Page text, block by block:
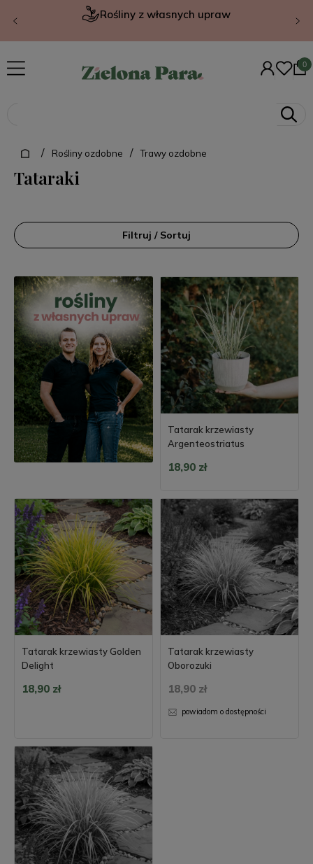
Rośliny z własnych upraw
/ Rośliny ozdobne / Trawy ozdobne
Tataraki
Filtruj / Sortuj
Tatarak krzewiasty
Argenteostriatus
18,90 zł
Tatarak krzewiasty Golden
Delight
18,90 zł
Tatarak krzewiasty
Oborozuki
18,90 zł
powiadom o dostępności